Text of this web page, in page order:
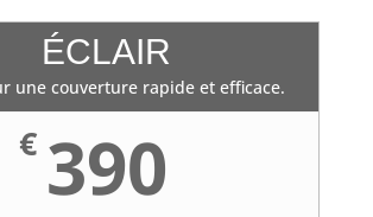
ÉCLAIR
une couverture rapide et efficace.
€ 390